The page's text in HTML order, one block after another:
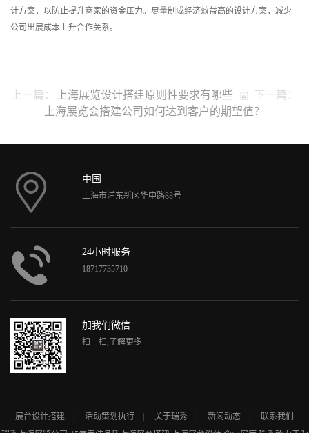
计方案，以防止提升商家的资金压力。尽量制成经济效益高的设计方案，减少
公司出展成本上升合作关系。
上一篇： 上海展览设计搭建原则性要求有哪些
下一篇：
上海展览会搭建公司如何达到客户的期望值？
中国
上海市浦东新区华中路88号
24小时服务
18717735710
加我们微信
扫一扫,了解更多
展台设计搭建 活动策划执行 关于瑞秀 新闻动态
联系我们